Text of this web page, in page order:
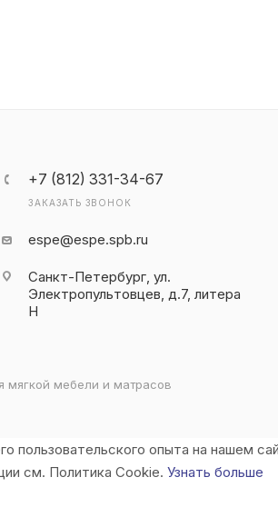
+7 (812) 331-34-67
ЗАКАЗАТЬ ЗВОНОК
espe@espe.spb.ru
Санкт-Петербург, ул.
Электропультовцев, д.7, литера
Н
мебели и матрасов
опыта на нашем
см. Политика Cookie. Узнать больше